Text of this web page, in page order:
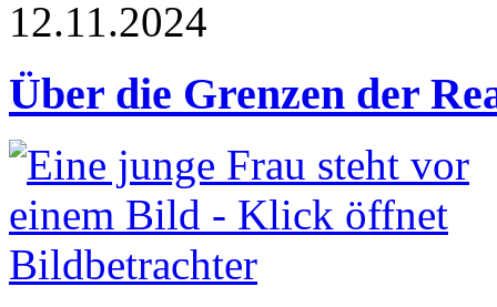
12.11.2024
Über die Grenzen der